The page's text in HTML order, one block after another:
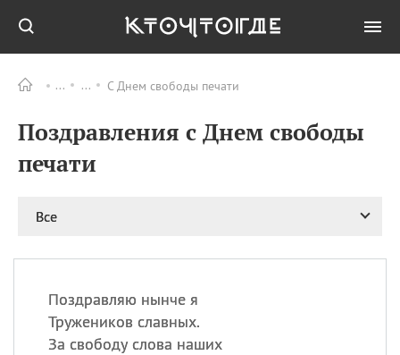
С Днем свободы печати
Поздравления с Днем свободы
печати
Все
Поздравляю нынче я
Тружеников славных.
За свободу слова наших
ПРАЗДНИКИ
09.08 День памяти жертв
день
09.08